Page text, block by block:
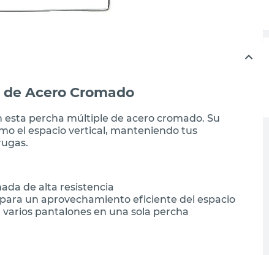
Acero Cromado
percha múltiple de acero cromado. Su
el espacio vertical, manteniendo tus
de alta resistencia
un aprovechamiento eficiente del espacio
pantalones en una sola percha